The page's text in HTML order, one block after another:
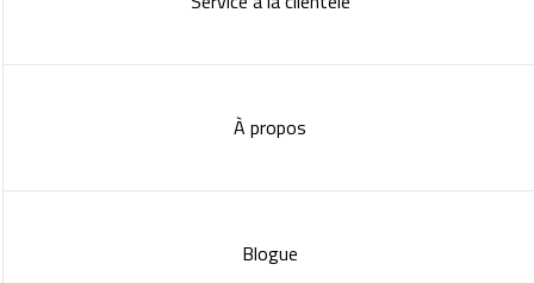
À propos
Blogue